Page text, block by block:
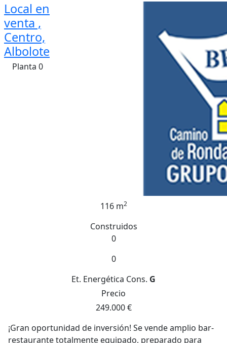
Local en
venta ,
Centro,
Albolote
Planta 0
116 m2
Construidos
0
0
Et. Energética Cons. G
Precio
249.000 €
¡Gran oportunidad de inversión! Se vende amplio bar-
restaurante totalmente equipado, preparado para